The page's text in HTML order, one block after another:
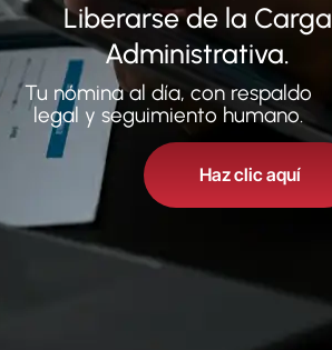
Liberarse de la Carga
Administrativa.
Tu nómina al día, con respaldo
legal y seguimiento humano.
Haz clic aquí